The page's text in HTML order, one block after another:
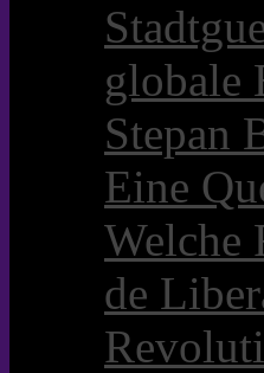
globale
Stepan
Eine
Welche
de